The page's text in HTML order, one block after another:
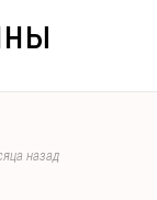
назад